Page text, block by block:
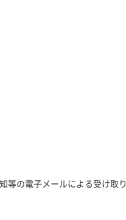
等の電子メールによる受け取り